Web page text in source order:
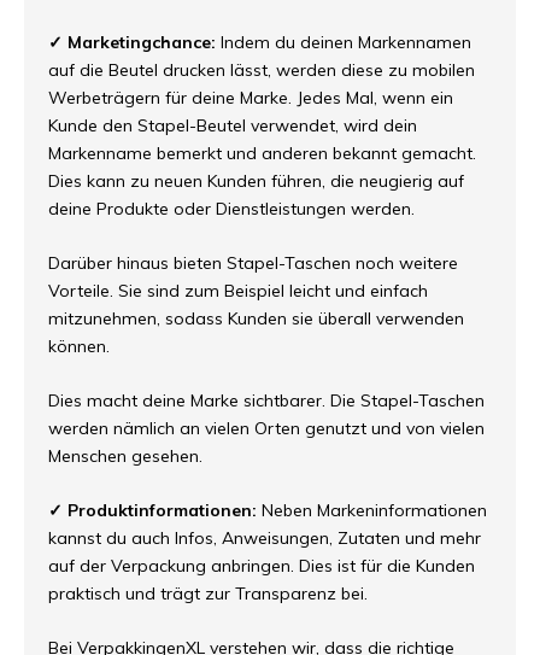
✓ Marketingchance: Indem du deinen Markennamen
auf die Beutel drucken lässt, werden diese zu mobilen
Werbeträgern für deine Marke. Jedes Mal, wenn ein
Kunde den Stapel-Beutel verwendet, wird dein
Markenname bemerkt und anderen bekannt gemacht.
Dies kann zu neuen Kunden führen, die neugierig auf
deine Produkte oder Dienstleistungen werden.
Darüber hinaus bieten Stapel-Taschen noch weitere
Vorteile. Sie sind zum Beispiel leicht und einfach
mitzunehmen, sodass Kunden sie überall verwenden
können.
Dies macht deine Marke sichtbarer. Die Stapel-Taschen
werden nämlich an vielen Orten genutzt und von vielen
Menschen gesehen.
✓ Produktinformationen: Neben Markeninformationen
kannst du auch Infos, Anweisungen, Zutaten und mehr
auf der Verpackung anbringen. Dies ist für die Kunden
praktisch und trägt zur Transparenz bei.
Bei VerpakkingenXL verstehen wir, dass die richtige